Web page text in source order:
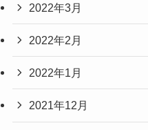
2022年3月
2022年2月
2022年1月
2021年12月